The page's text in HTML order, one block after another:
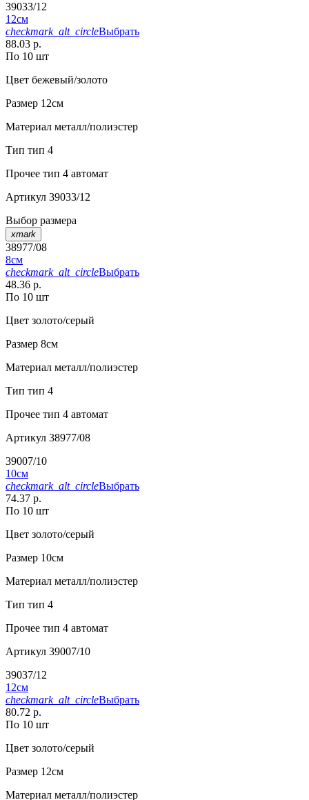
39033/12
12см
checkmark_alt_circleВыбрать
88.03 р.
По 10 шт
Цвет бежевый/золото
Размер 12см
Материал металл/полиэстер
Тип тип 4
Прочее тип 4 автомат
Артикул 39033/12
Выбор размера
xmark
38977/08
8см
checkmark_alt_circleВыбрать
48.36 р.
По 10 шт
Цвет золото/серый
Размер 8см
Материал металл/полиэстер
Тип тип 4
Прочее тип 4 автомат
Артикул 38977/08
39007/10
10см
checkmark_alt_circleВыбрать
74.37 р.
По 10 шт
Цвет золото/серый
Размер 10см
Материал металл/полиэстер
Тип тип 4
Прочее тип 4 автомат
Артикул 39007/10
39037/12
12см
checkmark_alt_circleВыбрать
80.72 р.
По 10 шт
Цвет золото/серый
Размер 12см
Материал металл/полиэстер